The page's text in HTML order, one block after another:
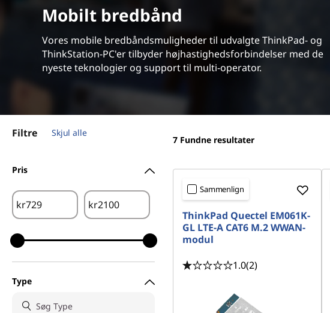
d
h
o
d
Mobilt bredbånd
Vores mobile bredbåndsmuligheder til udvalgte ThinkPad- og
ThinkStation-PC'er tilbyder højhastighedsforbindelser med de
nyeste teknologier og support til multi-operator.
Filtre Skjul alle
Pris
kr kr
Type
7 Fundne resultater
Sammenlign
ThinkPad Quectel EM061K-
GL LTE-A CAT6 M.2 WWAN-
modul
1.0(2)